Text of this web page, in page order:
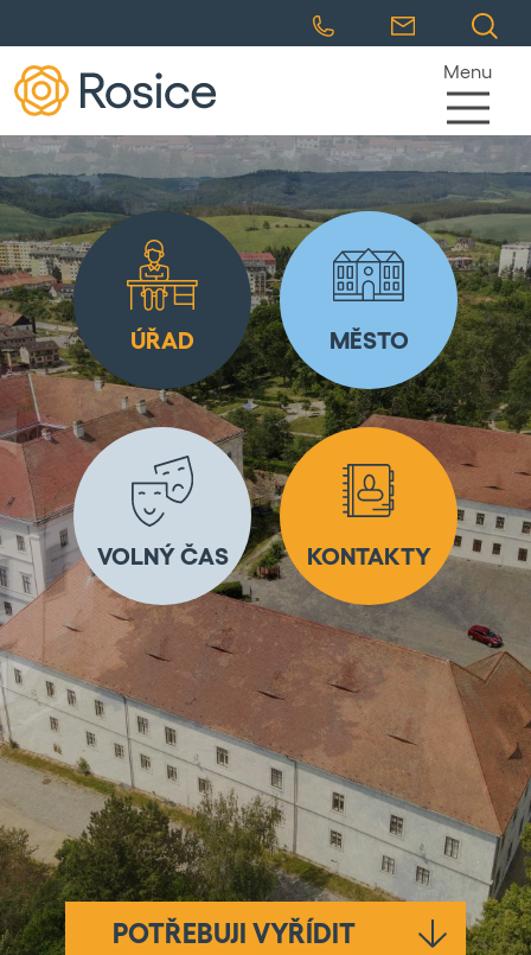
Menu
ÚŘAD MĚSTO
VOLNÝ ČAS KONTAKTY
POTŘEBUJI VYŘÍDIT